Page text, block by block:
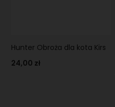
Hunter Obroża dla kota Kirs
24,00 zł